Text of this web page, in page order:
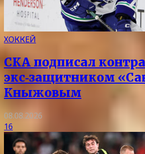
ХОККЕЙ
СКА подписал
экс‑защитником
Кныжовым
08.08.2026
16